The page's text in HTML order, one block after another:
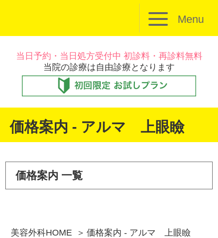
Menu
当日予約・当日処方受付中 初診料・再診料無料
当院の診療は自由診療となります
価格案内 - アルマ 上眼瞼
価格案内 一覧
美容外科HOME 価格案内 - アルマ 上眼瞼